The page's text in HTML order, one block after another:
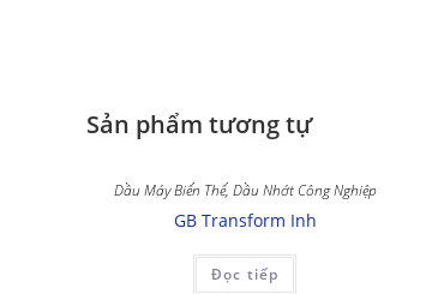
Sản phẩm tương tự
Dầu Máy Biến Thế, Dầu Nhớt Công Nghiệp
GB Transform Inh
Đọc tiếp